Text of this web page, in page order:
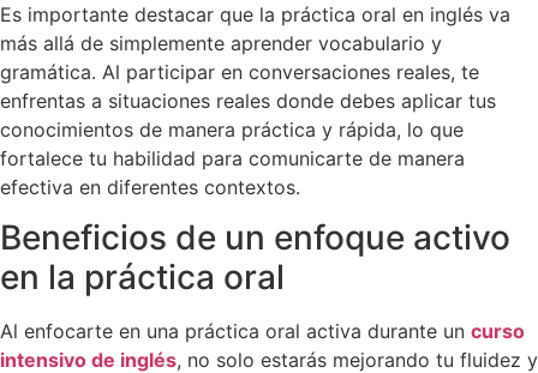
Es importante destacar que la práctica oral en inglés va
más allá de simplemente aprender vocabulario y
gramática. Al participar en conversaciones reales, te
enfrentas a situaciones reales donde debes aplicar tus
conocimientos de manera práctica y rápida, lo que
fortalece tu habilidad para comunicarte de manera
efectiva en diferentes contextos.
Beneficios de un enfoque activo
en la práctica oral
Al enfocarte en una práctica oral activa durante un curso
intensivo de inglés, no solo estarás mejorando tu fluidez y